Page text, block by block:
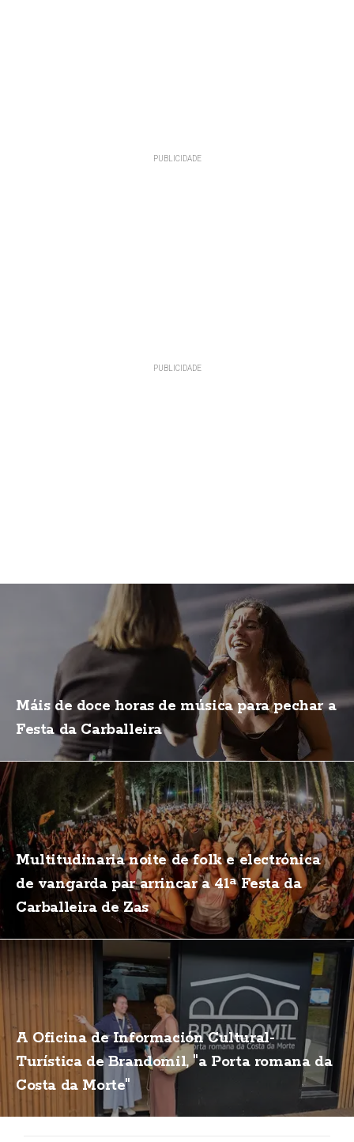
Máis de doce horas de música para pechar a
Festa da Carballeira
Multitudinaria noite de folk e electrónica
de vangarda par arrincar a 41ª Festa da
Carballeira de Zas
A Oficina de Información Cultural-
Turística de Brandomil, "a Porta romana da
Costa da Morte"